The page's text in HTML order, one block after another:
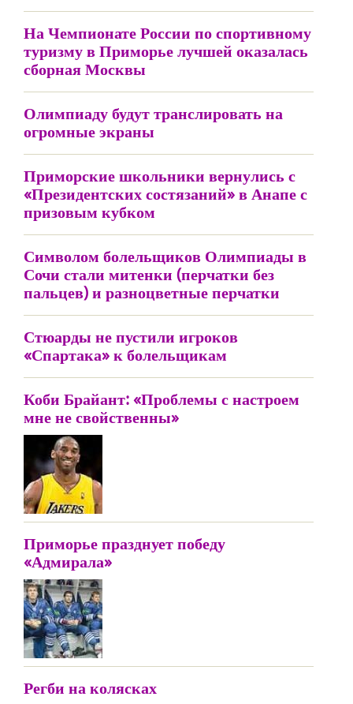
На Чемпионате России по спортивному
туризму в Приморье лучшей оказалась
сборная Москвы
Олимпиаду будут транслировать на
огромные экраны
Приморские школьники вернулись с
«Президентских состязаний» в Анапе с
призовым кубком
Символом болельщиков Олимпиады в
Сочи стали митенки (перчатки без
пальцев) и разноцветные перчатки
Стюарды не пустили игроков
«Спартака» к болельщикам
Коби Брайант: «Проблемы с настроем
мне не свойственны»
Приморье празднует победу
«Адмирала»
Регби на колясках